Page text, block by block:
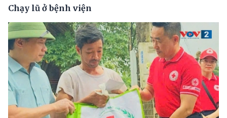
Chạy lũ ở bệnh viện